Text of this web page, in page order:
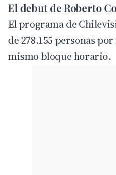
El debut de Roberto
El programa de
de 278.155 personas
mismo bloque horario.